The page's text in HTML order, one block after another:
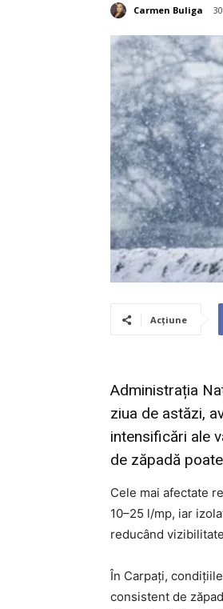
Carmen Buliga
Acțiune
Administrația
ziua de astăzi,
intensificări ale
de zăpadă
Cele mai afectate
10–25 l/mp, iar
reducând
În Carpați,
consistent de